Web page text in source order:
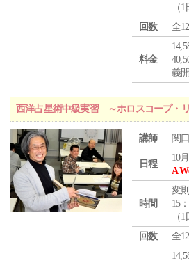
（
回数
全
料金
義
西洋占星術中級実習 ～ホロスコープ・
講師 関
日程
10
A
時間
変
15
（
回数
全